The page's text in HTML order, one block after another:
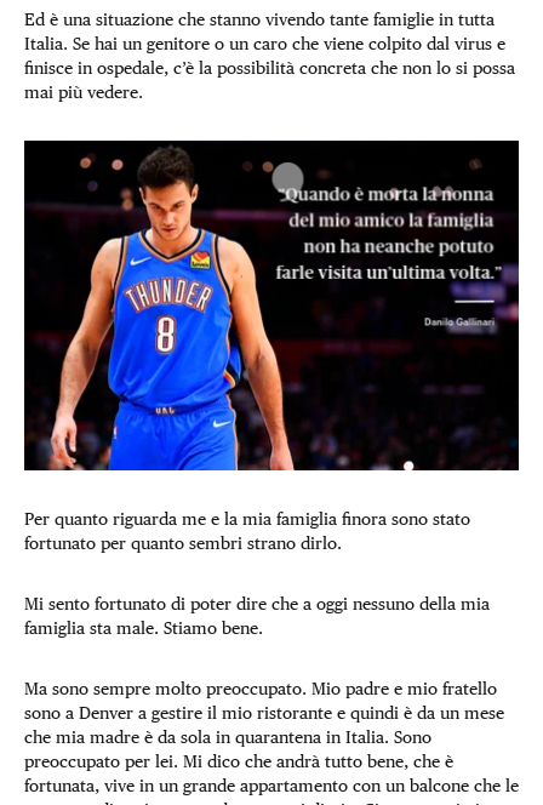
Ed è una situazione che stanno vivendo tante famiglie in tutta
Italia. Se hai un genitore o un caro che viene colpito dal virus e
finisce in ospedale, c’è la possibilità concreta che non lo si possa
mai più vedere.
Per quanto riguarda me e la mia famiglia finora sono stato
fortunato per quanto sembri strano dirlo.
Mi sento fortunato di poter dire che a oggi nessuno della mia
famiglia sta male. Stiamo bene.
Ma sono sempre molto preoccupato. Mio padre e mio fratello
sono a Denver a gestire il mio ristorante e quindi è da un mese
che mia madre è da sola in quarantena in Italia. Sono
preoccupato per lei. Mi dico che andrà tutto bene, che è
fortunata, vive in un grande appartamento con un balcone che le